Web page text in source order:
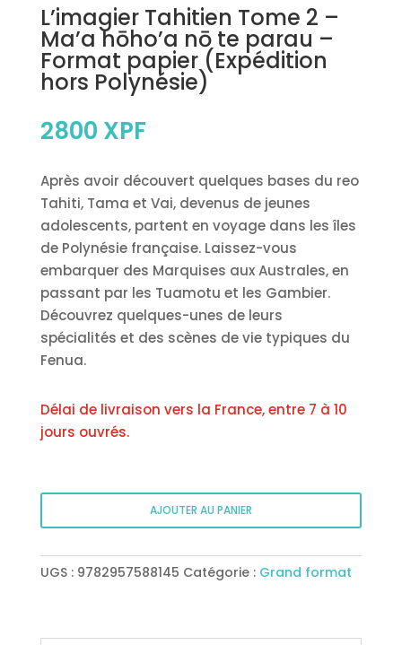
L’imagier Tahitien Tome 2 –
Ma’a hōho’a nō te parau –
Format papier (Expédition
hors Polynésie)
2800 XPF
Après avoir découvert quelques bases du reo
Tahiti, Tama et Vai, devenus de jeunes
adolescents, partent en voyage dans les îles
de Polynésie française. Laissez-vous
embarquer des Marquises aux Australes, en
passant par les Tuamotu et les Gambier.
Découvrez quelques-unes de leurs
spécialités et des scènes de vie typiques du
Fenua.
Délai de livraison vers la France, entre 7 à 10
jours ouvrés.
quantité
Tahitien
Tome
AJOUTER AU PANIER
UGS : 9782957588145 Catégorie : Grand format